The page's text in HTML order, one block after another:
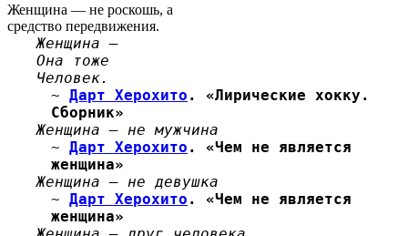
Женщина — не роскошь, а
средство передвижения.
Женщина —
Она тоже
Человек.
~ Дарт Херохито . «Лирические хокку.
Сборник»
Женщина — не мужчина
~ Дарт Херохито . «Чем не является
женщина»
Женщина — не девушка
~ Дарт Херохито . «Чем не является
женщина»